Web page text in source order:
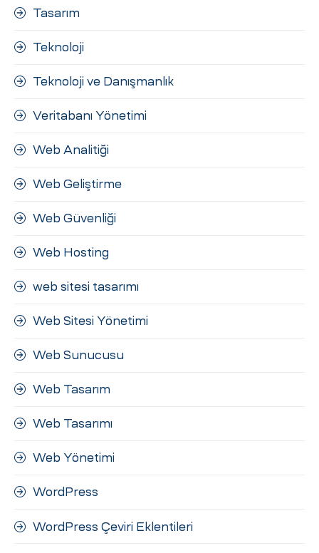
Tasarım
Teknoloji
Teknoloji ve Danışmanlık
Veritabanı Yönetimi
Web Analitiği
Web Geliştirme
Web Güvenliği
Web Hosting
web sitesi tasarımı
Web Sitesi Yönetimi
Web Sunucusu
Web Tasarım
Web Tasarımı
Web Yönetimi
WordPress
WordPress Çeviri Eklentileri